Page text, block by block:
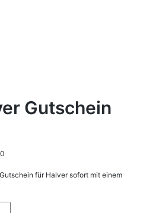
Gutschein
für Halver sofort mit einem